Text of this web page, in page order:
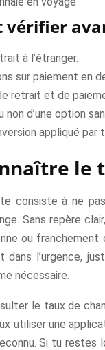
vérifier
à l’étranger.
sur paiement en
retrait et de
non d’une option
appliqué par
le
consiste à ne
Sans repère
ou franchement
dans l’urgence,
nécessaire.
le taux de
utiliser une
Si tu restes